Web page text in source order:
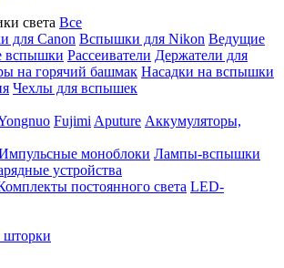
света Все
для Canon Вспышки для Nikon Ведущие
вспышки Рассеиватели Держатели для
на горячий башмак Насадки на вспышки
Чехлы для вспышек
Fujimi Aputure Аккумуляторы,
моноблоки Лампы-вспышки
устройства
постоянного света LED-
шторки